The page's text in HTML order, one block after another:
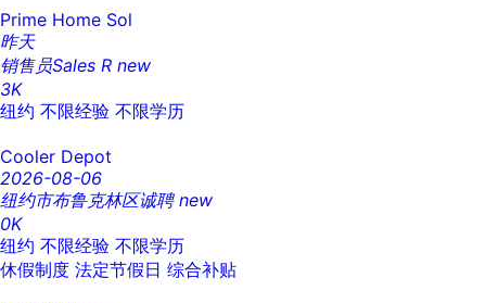
Prime Home Sol
昨天
销售员Sales R new
3K
纽约 不限经验 不限学历
Cooler Depot
2026-08-06
纽约市布鲁克林区诚聘 new
0K
纽约 不限经验 不限学历
休假制度 法定节假日 综合补贴